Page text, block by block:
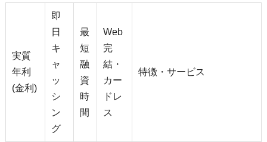
実質
年利
(金利)
即
日
キ
ャ
ッ
シ
ン
グ
最
短
融
資
時
間
Web
完
結・
カー
ドレ
ス
特徴・サービス